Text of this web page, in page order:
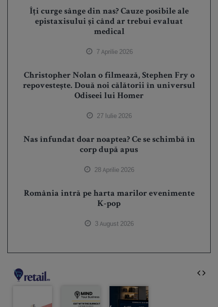
Îți curge sânge din nas? Cauze posibile ale
epistaxisului și când ar trebui evaluat
medical
7 Aprilie 2026
Christopher Nolan o filmează, Stephen Fry o
repovestește. Două noi călătorii în universul
Odiseei lui Homer
27 Iulie 2026
Nas înfundat doar noaptea? Ce se schimbă în
corp după apus
28 Aprilie 2026
România intră pe harta marilor evenimente
K-pop
3 August 2026